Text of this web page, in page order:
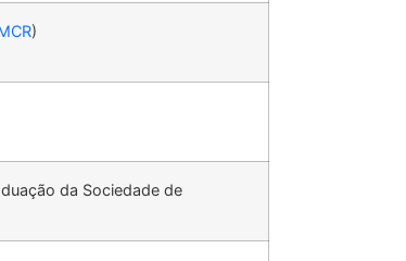
)
da Sociedade de